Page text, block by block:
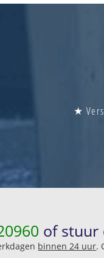
★
of stuur
binnen 24 uur.